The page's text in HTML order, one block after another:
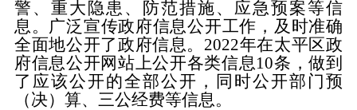
警、重大隐患、防范措施、应急预案等信
息。广泛宣传政府信息公开工作，及时准确
全面地公开了政府信息。 2022年在太平区政
府信息公开网站上公开各类信息10条，做到
了应该公开的全部公开，同时公开部门预
（决）算、三公经费等信息。